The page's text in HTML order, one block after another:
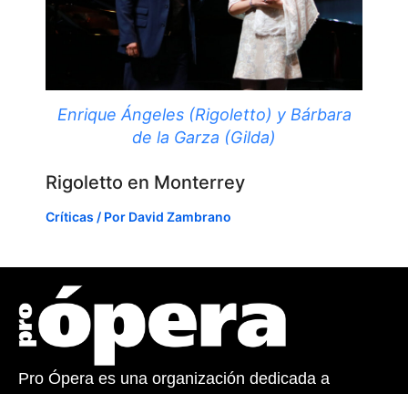
Enrique Ángeles (Rigoletto) y Bárbara
de la Garza (Gilda)
Rigoletto en Monterrey
Críticas / Por David Zambrano
Pro Ópera es una organización dedicada a